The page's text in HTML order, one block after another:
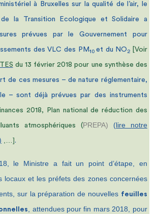
à Bruxelles sur la qualité de l’air, le
la Transition Ecologique et Solidaire a
prévues par le Gouvernement pour
des VLC des PM 10et du NO 2 [Voir
du 13 février 2018 pour une synthèse des
de ces mesures – de nature réglementaire,
– sont déjà prévues par des instruments
2018, Plan national de réduction des
atmosphériques (PREPA)
(lire notre
,…].
le Ministre a fait un point d’étape, en
locaux et les préfets des zones concernées
sur la préparation de nouvelles feuilles
, attendues pour fin mars 2018, pour